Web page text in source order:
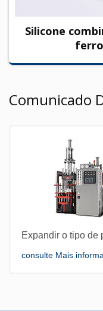
Silicone
ferro
Comunicado
Expandir o tipo de
consulte Mais